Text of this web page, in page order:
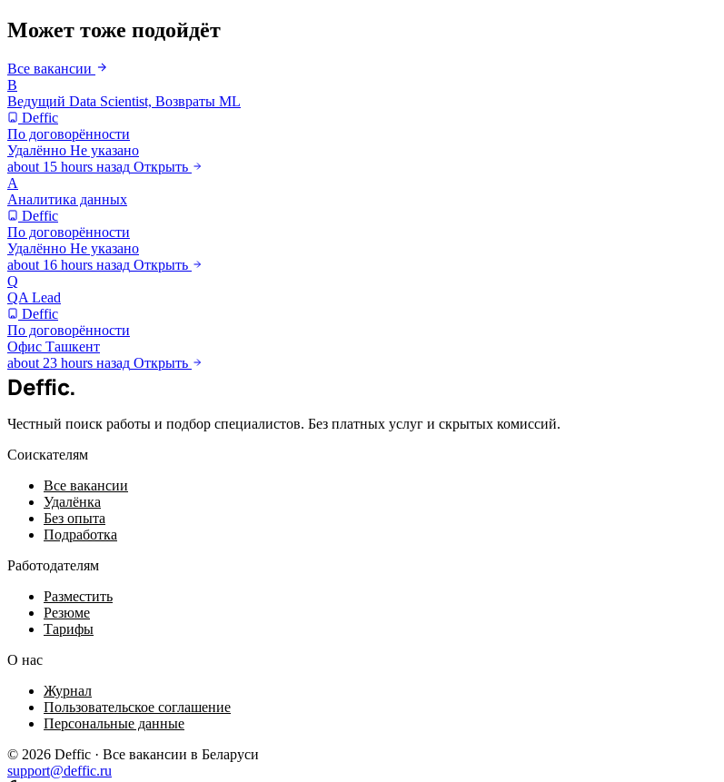
Может тоже подойдёт
Все вакансии
В
Ведущий Data Scientist, Возвраты ML
Deffic
По договорённости
Удалённо Не указано
about 15 hours назад Открыть
А
Аналитика данных
Deffic
По договорённости
Удалённо Не указано
about 16 hours назад Открыть
Q
QA Lead
Deffic
По договорённости
Офис Ташкент
about 23 hours назад Открыть
Deffic.
Честный поиск работы и подбор специалистов. Без платных услуг и скрытых комиссий.
Соискателям
Все вакансии
Удалёнка
Без опыта
Подработка
Работодателям
Разместить
Резюме
Тарифы
О нас
Журнал
Пользовательское соглашение
Персональные данные
© 2026 Deffic · Все вакансии в Беларуси
support@deffic.ru